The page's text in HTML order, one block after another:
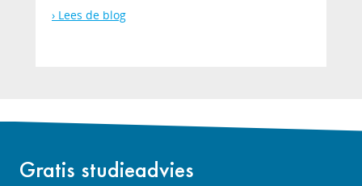
Lees de blog
Gratis studieadvies